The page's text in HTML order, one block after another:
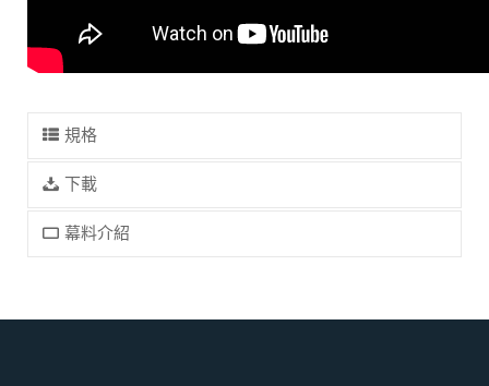
規格
下載
幕料介紹